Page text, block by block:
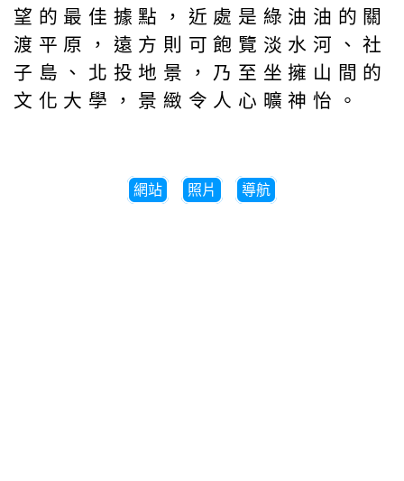
望的最佳據點，近處是綠油油的關
渡平原，遠方則可飽覽淡水河、社
子島、北投地景，乃至坐擁山間的
文化大學，景緻令人心曠神怡。
網站 照片 導航